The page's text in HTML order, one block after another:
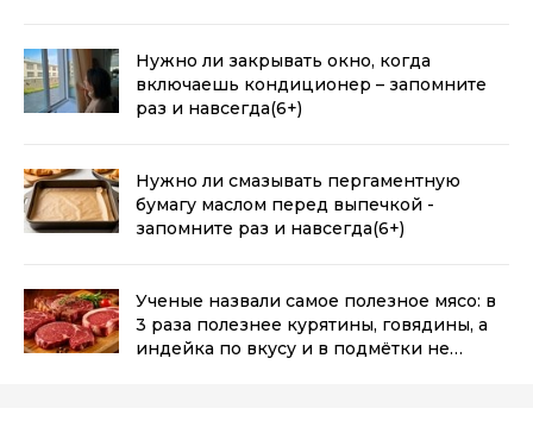
Нужно ли закрывать окно, когда
включаешь кондиционер – запомните
раз и навсегда(6+)
Нужно ли смазывать пергаментную
бумагу маслом перед выпечкой -
запомните раз и навсегда(6+)
Ученые назвали самое полезное мясо: в
3 раза полезнее курятины, говядины, а
индейка по вкусу и в подмётки не